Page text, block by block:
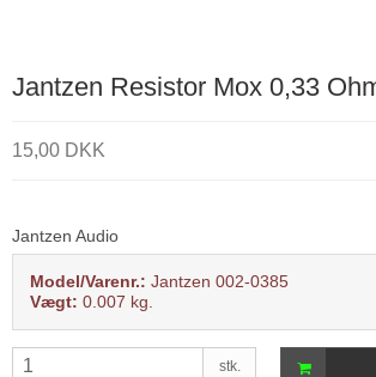
Jantzen Resistor Mox 0,33
15,00 DKK
Jantzen Audio
Model/Varenr.: Jantzen 002-0385
Vægt: 0.007 kg.
stk.